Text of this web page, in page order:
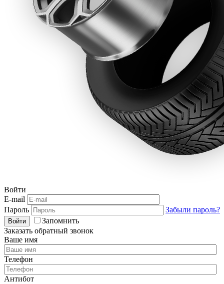
Войти
E-mail
Пароль
Забыли пароль?
Войти
Запомнить
Заказать обратный звонок
Ваше имя
Телефон
Антибот